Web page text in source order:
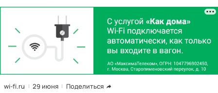
wi-fi.ru 29 июня Поделиться